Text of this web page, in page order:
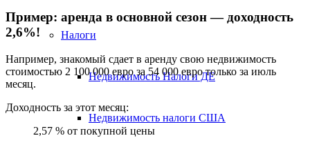
Налоги
Недвижимость Налоги ДЕ
Недвижимость налоги США
Пример: аренда в основной сезон — доходность
2,6%!
Например, знакомый сдает в аренду свою недвижимость
стоимостью 2 100 000 евро за 54 000 евро только за июль
месяц.
Доходность за этот месяц:
2,57 % от покупной цены